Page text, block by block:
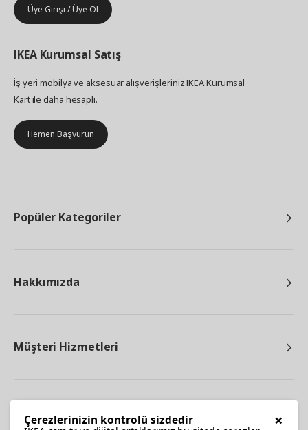
Üye Girişi / Üye Ol
IKEA Kurumsal Satış
İş yeri mobilya ve aksesuar alışverişleriniz IKEA Kurumsal
Kart ile daha hesaplı.
Hemen Başvurun
Popüler Kategoriler
Hakkımızda
Müşteri Hizmetleri
×
Çerezlerinizin kontrolü sizdedir